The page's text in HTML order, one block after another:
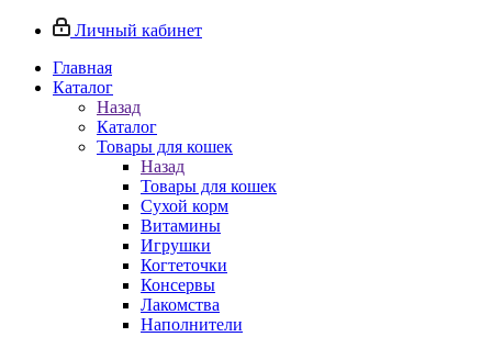
Личный кабинет
Главная
Каталог
Назад
Каталог
Товары для кошек
Назад
Товары для кошек
Cухой корм
Витамины
Игрушки
Когтеточки
Консервы
Лакомства
Наполнители